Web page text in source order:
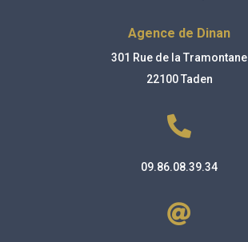
Agence de Dinan
301 Rue de la Tramontane
22100 Taden

09.86.08.39.34
